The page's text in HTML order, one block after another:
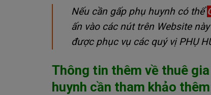
Nếu cần gấp phụ huynh có thể
ấn vào các nút trên Website
được phục vụ các quý vị PHỤ
Thông tin thêm về thuê
huynh cần tham khảo